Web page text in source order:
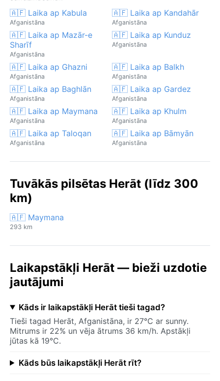
🇦🇫 Laika ap Kabula
Afganistāna
🇦🇫 Laika ap Kandahār
Afganistāna
🇦🇫 Laika ap Mazār-e
Sharīf
Afganistāna
🇦🇫 Laika ap Kunduz
Afganistāna
🇦🇫 Laika ap Ghazni
Afganistāna
🇦🇫 Laika ap Balkh
Afganistāna
🇦🇫 Laika ap Baghlān
Afganistāna
🇦🇫 Laika ap Gardez
Afganistāna
🇦🇫 Laika ap Maymana
Afganistāna
🇦🇫 Laika ap Khulm
Afganistāna
🇦🇫 Laika ap Taloqan
Afganistāna
🇦🇫 Laika ap Bāmyān
Afganistāna
Tuvākās pilsētas Herāt (līdz 300
km)
🇦🇫 Maymana
293 km
Laikapstākļi Herāt — bieži uzdotie
jautājumi
Kāds ir laikapstākļi Herāt tieši tagad?
Tieši tagad Herāt, Afganistāna, ir 27°C ar sunny.
Mitrums ir 22% un vēja ātrums 36 km/h. Apstākļi
jūtas kā 19°C.
Kāds būs laikapstākļi Herāt rīt?